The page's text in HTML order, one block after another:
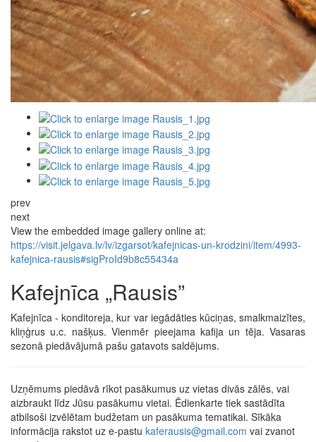
prev
next
View the embedded image gallery online at:
https://visit.jelgava.lv/lv/izgarsot/kafejnicas-un-krodzini/item/4993-
kafejnica-rausis#sigProId9b8c55434a
Kafejnīca „Rausis”
Kafejnīca - konditoreja, kur var iegādāties kūciņas, smalkmaizītes,
kliņģrus u.c. našķus. Vienmēr pieejama kafija un tēja. Vasaras
sezonā piedāvājumā pašu gatavots saldējums.
Uzņēmums piedāvā rīkot pasākumus uz vietas divās zālēs, vai
aizbraukt līdz Jūsu pasākumu vietai. Ēdienkarte tiek sastādīta
atbilsoši izvēlētam budžetam un pasākuma tematikai. Sīkāka
informācija rakstot uz e-pastu kaferausis@gmail.com vai zvanot